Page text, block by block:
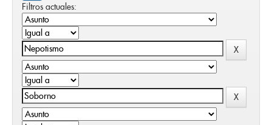
Filtros actuales: